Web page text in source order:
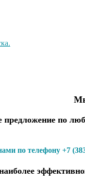
по
по телефону +7